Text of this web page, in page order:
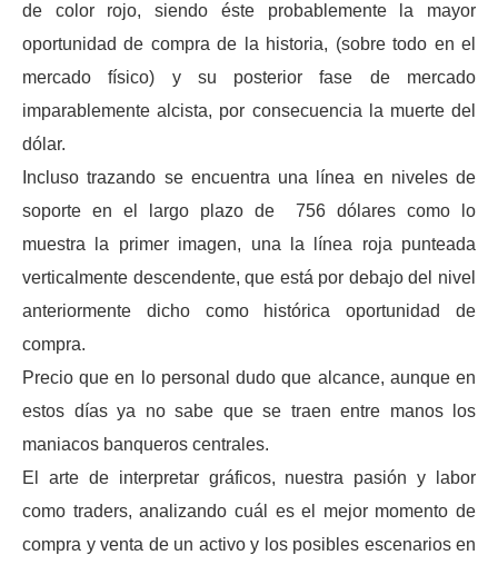
de color rojo, siendo éste probablemente la mayor
oportunidad de compra de la historia, (sobre todo en el
mercado físico) y su posterior fase de mercado
imparablemente alcista, por consecuencia la muerte del
dólar.
Incluso trazando se encuentra una línea en niveles de
soporte en el largo plazo de 756 dólares como lo
muestra la primer imagen, una la línea roja punteada
verticalmente descendente, que está por debajo del nivel
anteriormente dicho como histórica oportunidad de
compra.
Precio que en lo personal dudo que alcance, aunque en
estos días ya no sabe que se traen entre manos los
maniacos banqueros centrales.
El arte de interpretar gráficos, nuestra pasión y labor
como traders, analizando cuál es el mejor momento de
compra y venta de un activo y los posibles escenarios en